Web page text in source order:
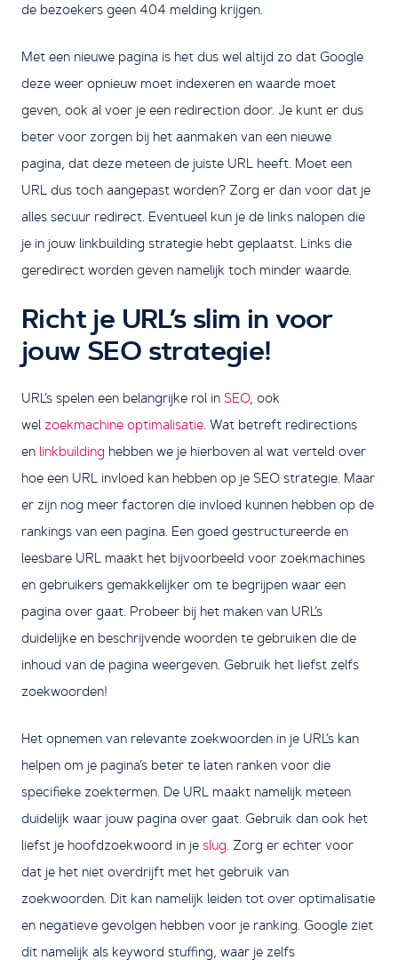
de bezoekers geen 404 melding krijgen.
Met een nieuwe pagina is het dus wel altijd zo dat Google
deze weer opnieuw moet indexeren en waarde moet
geven, ook al voer je een redirection door. Je kunt er dus
beter voor zorgen bij het aanmaken van een nieuwe
pagina, dat deze meteen de juiste URL heeft. Moet een
URL dus toch aangepast worden? Zorg er dan voor dat je
alles secuur redirect. Eventueel kun je de links nalopen die
je in jouw linkbuilding strategie hebt geplaatst. Links die
geredirect worden geven namelijk toch minder waarde.
Richt je URL’s slim in voor
jouw SEO strategie!
URL’s spelen een belangrijke rol in SEO, ook
wel zoekmachine optimalisatie. Wat betreft redirections
en linkbuilding hebben we je hierboven al wat verteld over
hoe een URL invloed kan hebben op je SEO strategie. Maar
er zijn nog meer factoren die invloed kunnen hebben op de
rankings van een pagina. Een goed gestructureerde en
leesbare URL maakt het bijvoorbeeld voor zoekmachines
en gebruikers gemakkelijker om te begrijpen waar een
pagina over gaat. Probeer bij het maken van URL’s
duidelijke en beschrijvende woorden te gebruiken die de
inhoud van de pagina weergeven. Gebruik het liefst zelfs
zoekwoorden!
Het opnemen van relevante zoekwoorden in je URL’s kan
helpen om je pagina’s beter te laten ranken voor die
specifieke zoektermen. De URL maakt namelijk meteen
duidelijk waar jouw pagina over gaat. Gebruik dan ook het
liefst je hoofdzoekwoord in je slug. Zorg er echter voor
dat je het niet overdrijft met het gebruik van
zoekwoorden. Dit kan namelijk leiden tot over optimalisatie
en negatieve gevolgen hebben voor je ranking. Google ziet
dit namelijk als keyword stuffing, waar je zelfs